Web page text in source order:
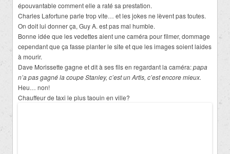
épouvantable comment elle a raté sa prestation.
Charles Lafortune parle trop vite… et les jokes ne lèvent pas toutes.
On doit lui donner ça, Guy A. est pas mal humble.
Bonne idée que les vedettes aient une caméra pour filmer, dommage
cependant que ça fasse planter le site et que les images soient laides
à mourir.
Dave Morissette gagne et dit à ses fils en regardant la caméra:papa
n’a pas gagné la coupe Stanley, c’est un Artis, c’est encore mieux.
Heu… non!
Chauffeur de taxi le plus taouin en ville?